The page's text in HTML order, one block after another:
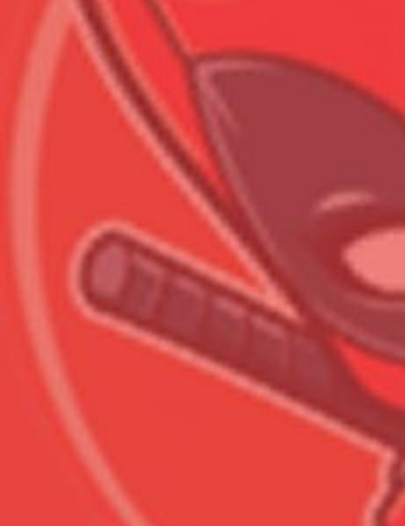
Всего позиций в корзине
Всего товара в корзине
Сумма к оплате (без